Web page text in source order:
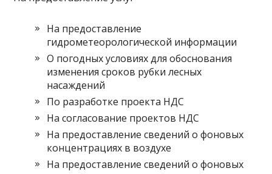
На предоставление
гидрометеорологической информации
О погодных условиях для обоснования
изменения сроков рубки лесных
насаждений
По разработке проекта НДС
На согласование проектов НДС
На предоставление сведений о фоновых
концентрациях в воздухе
На предоставление сведений о фоновых